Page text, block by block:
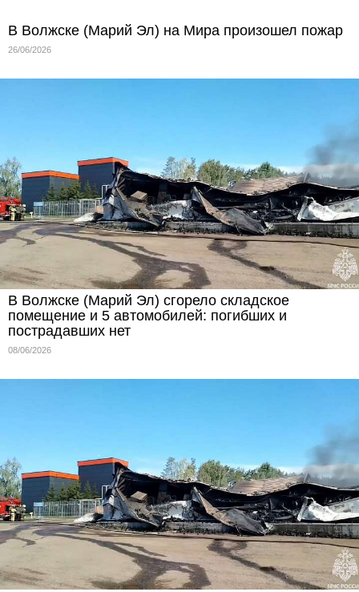
В Волжске (Марий Эл) на Мира произошел пожар
26/06/2026
В Волжске (Марий Эл) сгорело складское
помещение и 5 автомобилей: погибших и
пострадавших нет
08/06/2026